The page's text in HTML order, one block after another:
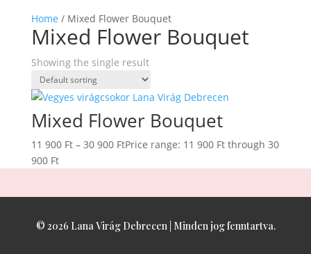
Home / Mixed Flower Bouquet
Mixed Flower Bouquet
Showing the single result
Mixed Flower Bouquet
11 900 Ft – 30 900 FtPrice range: 11 900 Ft through 30
900 Ft
© 2026 Lana Virág Debrecen | Minden jog fenntartva.